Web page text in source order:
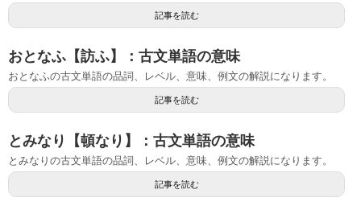
記事を読む
おとなふ【訪ふ】：古文単語の意味
おとなふの古文単語の品詞、レベル、意味、例文の解説になります。
記事を読む
とみなり【頓なり】：古文単語の意味
とみなりの古文単語の品詞、レベル、意味、例文の解説になります。
記事を読む